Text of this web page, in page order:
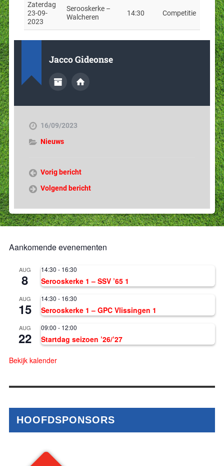
Zaterdag
23-09-
2023
Serooskerke –
Walcheren
14:30 Competitie
Jacco Gideonse
16/09/2023
Nieuws
Vorig bericht
Volgend bericht
Aankomende evenementen
AUG
8
14:30 - 16:30
Serooskerke 1 – SSV ’65 1
AUG
15
14:30 - 16:30
Serooskerke 1 – GPC Vlissingen 1
AUG
22
09:00 - 12:00
Startdag seizoen ’26/’27
Bekijk kalender
HOOFDSPONSORS